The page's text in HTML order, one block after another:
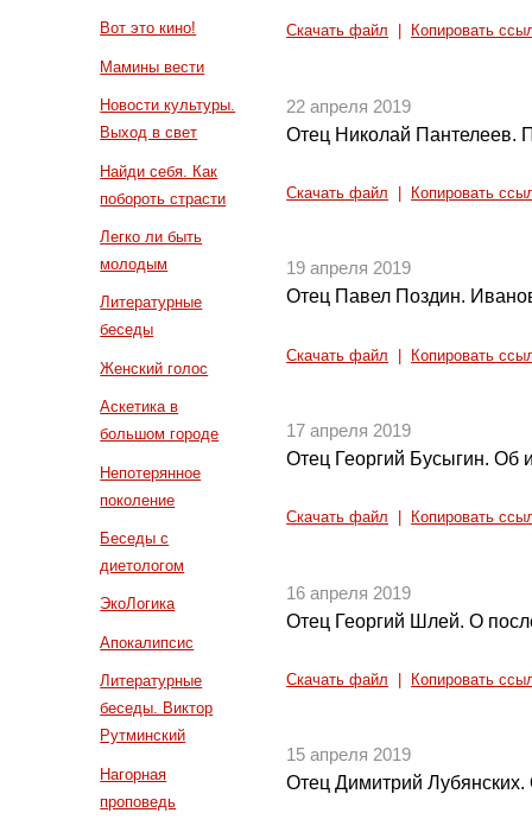
Вот это кино!
Мамины вести
Новости культуры.
Выход в свет
Найди себя. Как
побороть страсти
Легко ли быть
молодым
Литературные
беседы
Женский голос
Аскетика в
большом городе
Непотерянное
поколение
Беседы с
диетологом
ЭкоЛогика
Апокалипсис
Литературные
беседы. Виктор
Рутминский
Нагорная
проповедь
Скачать файл Копировать
22 апреля 2019
Отец Николай Пантелеев.
Скачать файл Копировать
19 апреля 2019
Отец Павел Поздин.
Скачать файл Копировать
17 апреля 2019
Отец Георгий Бусыгин. Об
Скачать файл Копировать
16 апреля 2019
Отец Георгий Шлей. О
Скачать файл Копировать
15 апреля 2019
Отец Димитрий Лубянских.